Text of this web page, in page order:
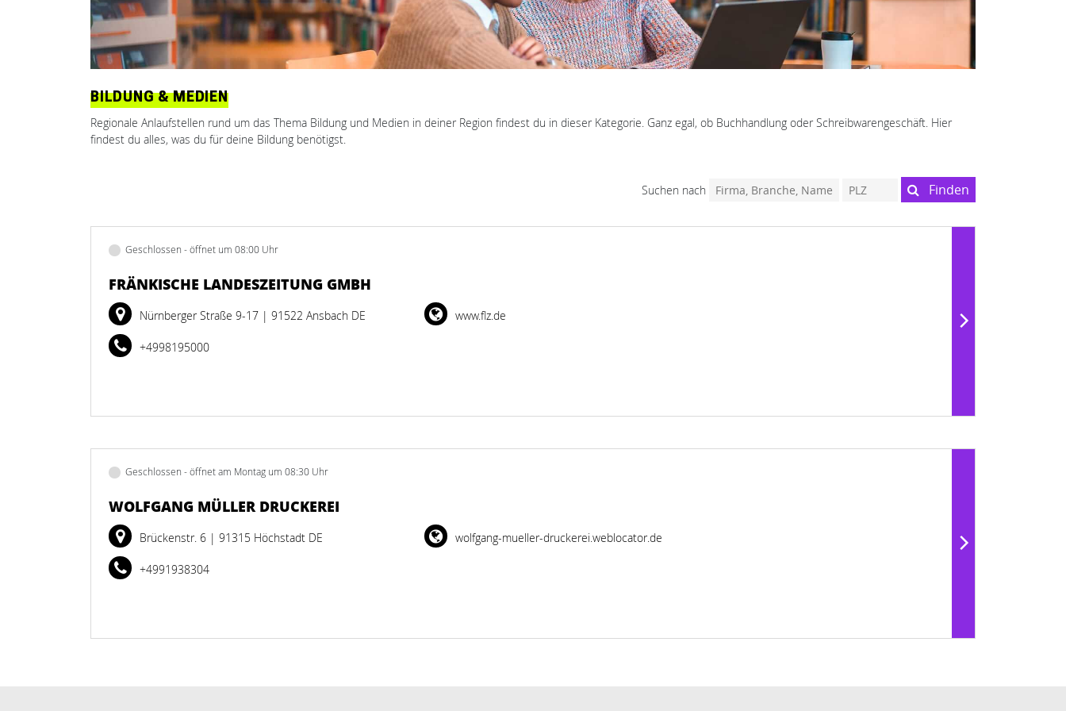
BILDUNG & MEDIEN
Regionale Anlaufstellen rund um das Thema Bildung und Medien in deiner Region findest du in dieser Kategorie. Ganz egal, ob Buchhandlung oder Schreibwarengeschäft. Hier
findest du alles, was du für deine Bildung benötigst.
Suchen nach Finden
Geschlossen - öffnet um 08:00 Uhr
FRÄNKISCHE LANDESZEITUNG GMBH
Nürnberger Straße 9-17 | 91522 Ansbach DE
+4998195000
www.flz.de
Geschlossen - öffnet am Montag um 08:30 Uhr
WOLFGANG MÜLLER DRUCKEREI
Brückenstr. 6 | 91315 Höchstadt DE
+4991938304
wolfgang-mueller-druckerei.weblocator.de